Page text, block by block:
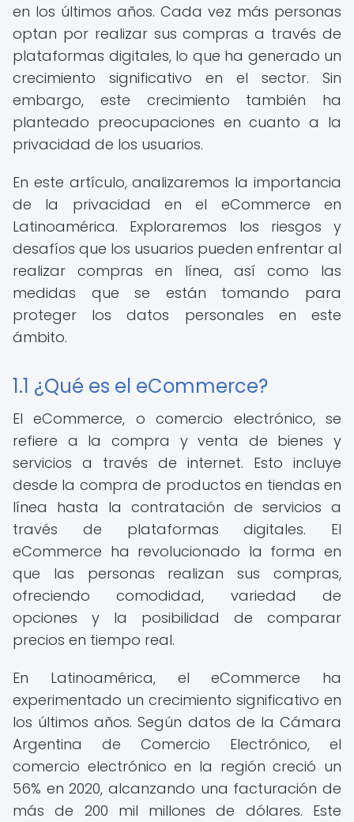
en los últimos años. Cada vez más personas
optan por realizar sus compras a través de
plataformas digitales, lo que ha generado un
crecimiento significativo en el sector. Sin
embargo, este crecimiento también ha
planteado preocupaciones en cuanto a la
privacidad de los usuarios.
En este artículo, analizaremos la importancia
de la privacidad en el eCommerce en
Latinoamérica. Exploraremos los riesgos y
desafíos que los usuarios pueden enfrentar al
realizar compras en línea, así como las
medidas que se están tomando para
proteger los datos personales en este
ámbito.
1.1 ¿Qué es el eCommerce?
El eCommerce, o comercio electrónico, se
refiere a la compra y venta de bienes y
servicios a través de internet. Esto incluye
desde la compra de productos en tiendas en
línea hasta la contratación de servicios a
través de plataformas digitales. El
eCommerce ha revolucionado la forma en
que las personas realizan sus compras,
ofreciendo comodidad, variedad de
opciones y la posibilidad de comparar
precios en tiempo real.
En Latinoamérica, el eCommerce ha
experimentado un crecimiento significativo en
los últimos años. Según datos de la Cámara
Argentina de Comercio Electrónico, el
comercio electrónico en la región creció un
56% en 2020, alcanzando una facturación de
más de 200 mil millones de dólares. Este